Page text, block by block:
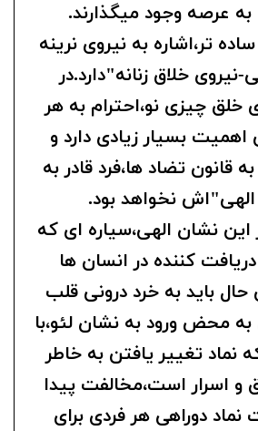
عرصه وجود میگذارند.
تر،اشاره به نیروی نرینه
نیروی خلاق زنانه"دارد.در
خلق چیزی نو،احترام به هر
بسیار زیادی دارد و
قانون تضاد ها،فرد قادر به
نخواهد بود.
نشان الهی،سیاره ای که
کننده در انسان ها
باید به خرد درونی قلب
به محض ورود به نشان لئو،با
نماد تغییر یافتن به خاطر
اسرار است،مخالفت پیدا
نماد دوراهی هر فردی برای